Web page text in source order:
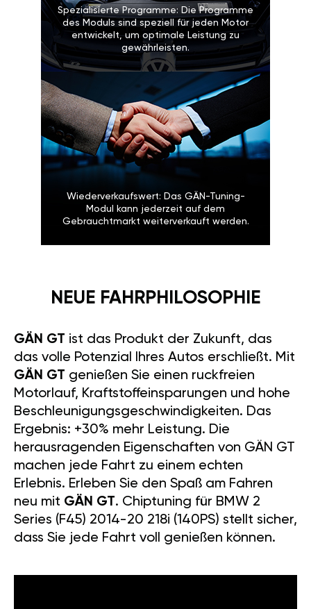
Spezialisierte Programme: Die Programme
des Moduls sind speziell für jeden Motor
entwickelt, um optimale Leistung zu
gewährleisten.
Wiederverkaufswert: Das GÄN-Tuning-
Modul kann jederzeit auf dem
Gebrauchtmarkt weiterverkauft werden.
NEUE FAHRPHILOSOPHIE
GÄN GT ist das Produkt der Zukunft, das
das volle Potenzial Ihres Autos erschließt. Mit
GÄN GT genießen Sie einen ruckfreien
Motorlauf, Kraftstoffeinsparungen und hohe
Beschleunigungsgeschwindigkeiten. Das
Ergebnis: +30% mehr Leistung. Die
herausragenden Eigenschaften von GÄN GT
machen jede Fahrt zu einem echten
Erlebnis. Erleben Sie den Spaß am Fahren
neu mit GÄN GT. Chiptuning für BMW 2
Series (F45) 2014-20 218i (140PS) stellt sicher,
dass Sie jede Fahrt voll genießen können.